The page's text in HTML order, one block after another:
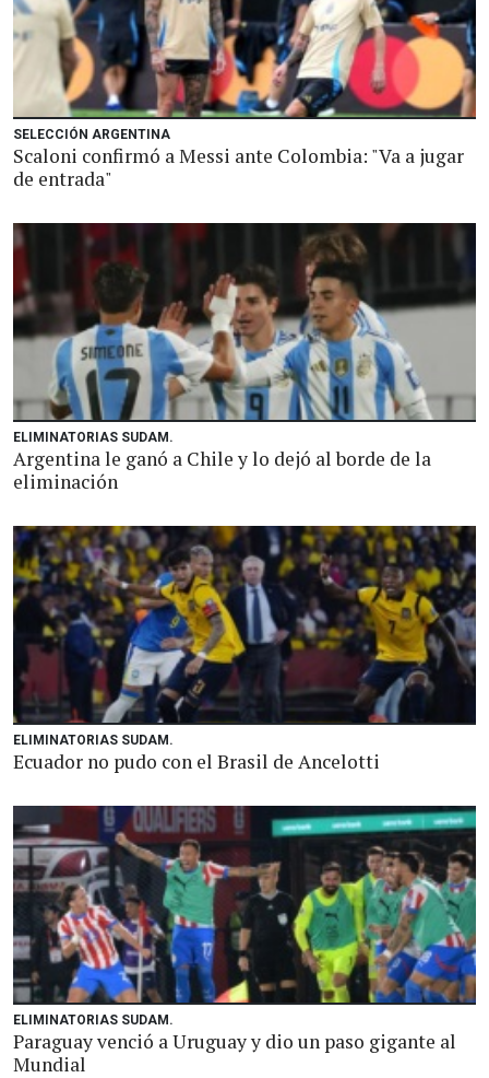
SELECCIÓN ARGENTINA
Scaloni confirmó a Messi ante Colombia: "Va a jugar
de entrada"
ELIMINATORIAS SUDAM.
Argentina le ganó a Chile y lo dejó al borde de la
eliminación
ELIMINATORIAS SUDAM.
Ecuador no pudo con el Brasil de Ancelotti
ELIMINATORIAS SUDAM.
Paraguay venció a Uruguay y dio un paso gigante al
Mundial